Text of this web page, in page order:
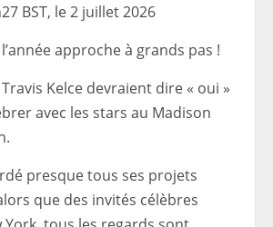
BST, le 2 juillet 2026
approche à grands pas !
Kelce devraient dire « oui »
avec les stars au Madison
presque tous ses projets
que des invités célèbres